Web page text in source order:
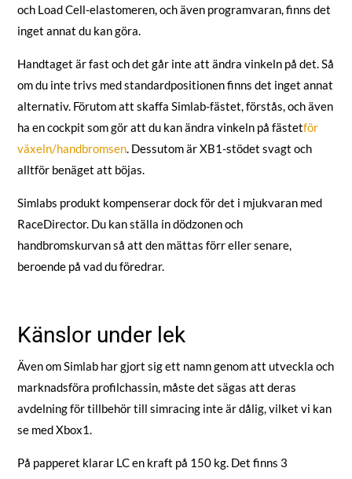
och Load Cell-elastomeren, och även programvaran, finns det
inget annat du kan göra.
Handtaget är fast och det går inte att ändra vinkeln på det. Så
om du inte trivs med standardpositionen finns det inget annat
alternativ. Förutom att skaffa Simlab-fästet, förstås, och även
ha en cockpit som gör att du kan ändra vinkeln på fästetför
växeln/handbromsen. Dessutom är XB1-stödet svagt och
alltför benäget att böjas.
Simlabs produkt kompenserar dock för det i mjukvaran med
RaceDirector. Du kan ställa in dödzonen och
handbromskurvan så att den mättas förr eller senare,
beroende på vad du föredrar.
Känslor under lek
Även om Simlab har gjort sig ett namn genom att utveckla och
marknadsföra profilchassin, måste det sägas att deras
avdelning för tillbehör till simracing inte är dålig, vilket vi kan
se med Xbox1.
På papperet klarar LC en kraft på 150 kg. Det finns 3